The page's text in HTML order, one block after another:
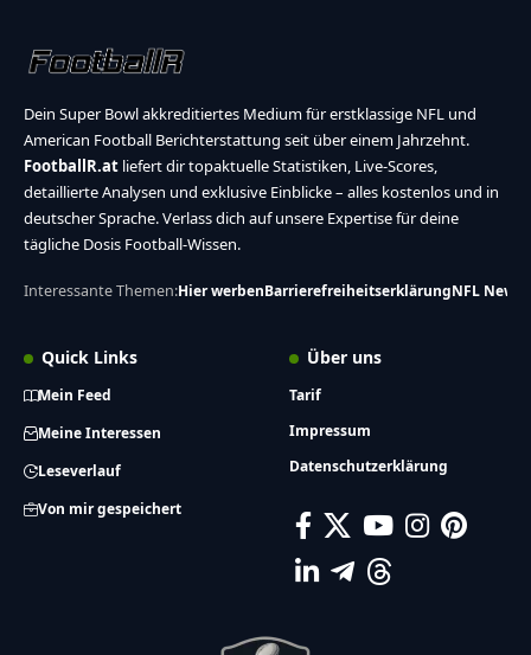
Dein Super Bowl akkreditiertes Medium für erstklassige NFL und
American Football Berichterstattung seit über einem Jahrzehnt.
FootballR.at liefert dir topaktuelle Statistiken, Live-Scores,
detaillierte Analysen und exklusive Einblicke – alles kostenlos und in
deutscher Sprache. Verlass dich auf unsere Expertise für deine
tägliche Dosis Football-Wissen.
Interessante Themen:Hier werbenBarrierefreiheitserklärungNFL News
Quick Links
Mein Feed
Meine Interessen
Leseverlauf
Von mir gespeichert
Über uns
Tarif
Impressum
Datenschutzerklärung